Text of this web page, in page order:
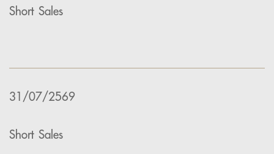
Short Sales
31/07/2569
Short Sales